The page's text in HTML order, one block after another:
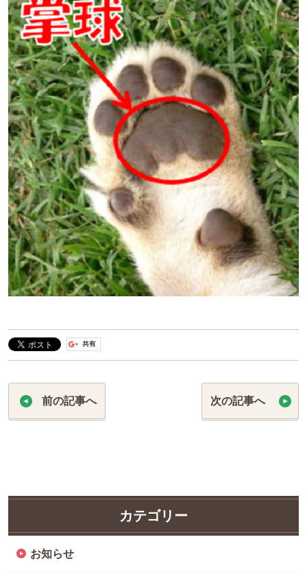
前の記事へ 次の記事へ
カテゴリー
お知らせ